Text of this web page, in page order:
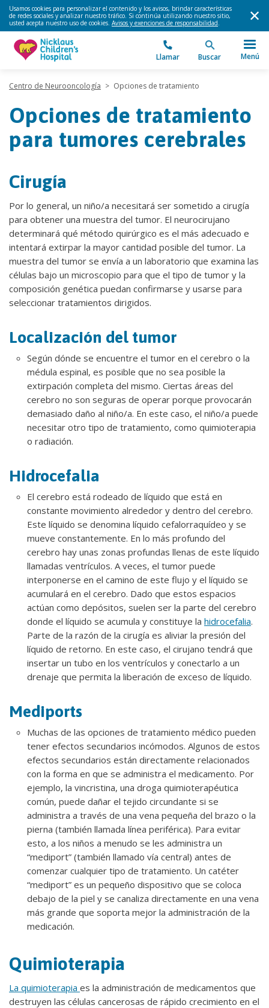
Usamos cookies para personalizar el contenido y los avisos, brindar características
de redes sociales y analizar nuestro tráfico. Si continúa utilizando nuestro sitio,
usted acepta nuestro uso de cookies. Avisos y exenciones de responsabilidad.
Llamar Buscar Menú
Centro de Neurooncología > Opciones de tratamiento
Opciones de tratamiento
para tumores cerebrales
Cirugía
Por lo general, un niño/a necesitará ser sometido a cirugía
para obtener una muestra del tumor. El neurocirujano
determinará qué método quirúrgico es el más adecuado e
intentará extirpar la mayor cantidad posible del tumor. La
muestra del tumor se envía a un laboratorio que examina las
células bajo un microscopio para que el tipo de tumor y la
composición genética puedan confirmarse y usarse para
seleccionar tratamientos dirigidos.
Localización del tumor
Según dónde se encuentre el tumor en el cerebro o la
médula espinal, es posible que no sea posible la
extirpación completa del mismo. Ciertas áreas del
cerebro no son seguras de operar porque provocarán
demasiado daño al niño/a. En este caso, el niño/a puede
necesitar otro tipo de tratamiento, como quimioterapia
o radiación.
Hidrocefalia
El cerebro está rodeado de líquido que está en
constante movimiento alrededor y dentro del cerebro.
Este líquido se denomina líquido cefalorraquídeo y se
mueve constantemente. En lo más profundo del
cerebro hay unas zonas profundas llenas de este líquido
llamadas ventrículos. A veces, el tumor puede
interponerse en el camino de este flujo y el líquido se
acumulará en el cerebro. Dado que estos espacios
actúan como depósitos, suelen ser la parte del cerebro
donde el líquido se acumula y constituye la hidrocefalia.
Parte de la razón de la cirugía es aliviar la presión del
líquido de retorno. En este caso, el cirujano tendrá que
insertar un tubo en los ventrículos y conectarlo a un
drenaje que permita la liberación de exceso de líquido.
Mediports
Muchas de las opciones de tratamiento médico pueden
tener efectos secundarios incómodos. Algunos de estos
efectos secundarios están directamente relacionados
con la forma en que se administra el medicamento. Por
ejemplo, la vincristina, una droga quimioterapéutica
común, puede dañar el tejido circundante si se
administra a través de una vena pequeña del brazo o la
pierna (también llamada línea periférica). Para evitar
esto, a los niños a menudo se les administra un
“mediport” (también llamado vía central) antes de
comenzar cualquier tipo de tratamiento. Un catéter
“mediport” es un pequeño dispositivo que se coloca
debajo de la piel y se canaliza directamente en una vena
más grande que soporta mejor la administración de la
medicación.
Quimioterapia
La quimioterapia es la administración de medicamentos que
destruyen las células cancerosas de rápido crecimiento en el